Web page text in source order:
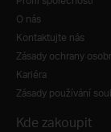
O nás
Kontaktujte nás
Zásady ochrany
Kariéra
Zásady používání
Kde zakoupit